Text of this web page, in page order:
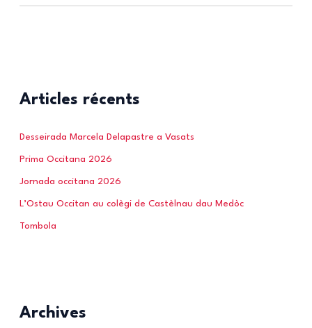
Articles récents
Desseirada Marcela Delapastre a Vasats
Prima Occitana 2026
Jornada occitana 2026
L’Ostau Occitan au colègi de Castèlnau dau Medòc
Tombola
Archives